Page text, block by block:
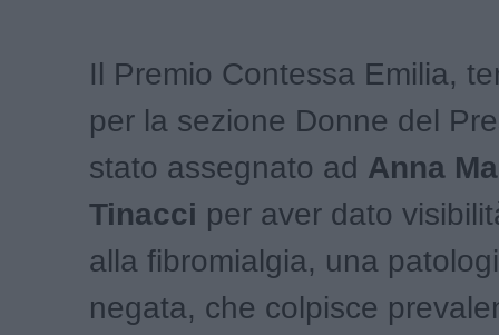
Il Premio Contessa Emilia,
per la sezione Donne del
stato assegnato ad Anna
Tinacci per aver dato
alla fibromialgia, una
negata, che colpisce